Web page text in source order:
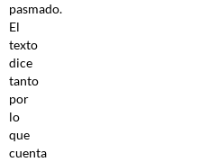
pasmado.
El
texto
dice
tanto
por
lo
que
cuenta